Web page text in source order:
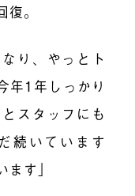
。
り、やっとト
年1年しっかり
スタッフにも
続いています
す」